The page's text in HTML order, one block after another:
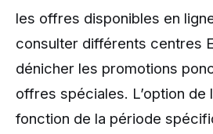
les offres disponibles en
consulter différents centres
dénicher les promotions
offres spéciales. L’option de
fonction de la période